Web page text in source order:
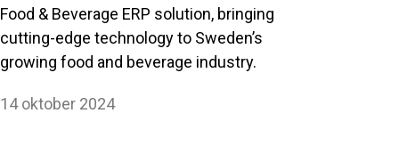
Food & Beverage ERP solution, bringing
cutting-edge technology to Sweden’s
growing food and beverage industry.
14 oktober 2024